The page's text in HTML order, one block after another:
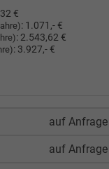
€
: 1.071,- €
: 2.543,62 €
: 3.927,- €
auf Anfrage
auf Anfrage